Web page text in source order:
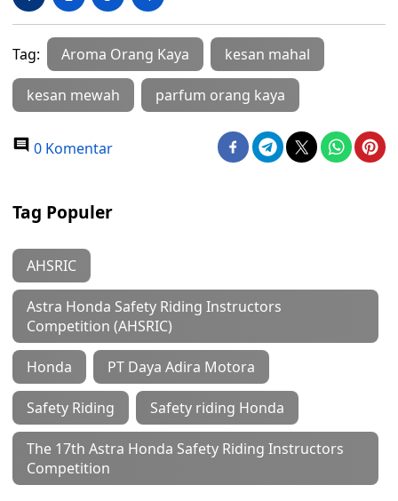
Tag: Aroma Orang Kaya kesan mahal
kesan mewah parfum orang kaya
0 Komentar
Tag Populer
AHSRIC
Astra Honda Safety Riding Instructors
Competition (AHSRIC)
Honda PT Daya Adira Motora
Safety Riding Safety riding Honda
The 17th Astra Honda Safety Riding Instructors
Competition